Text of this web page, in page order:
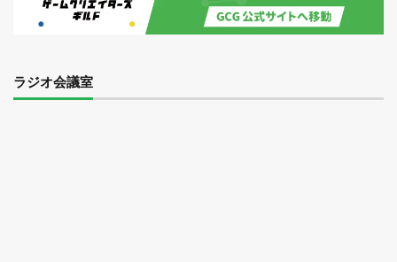
ラジオ会議室